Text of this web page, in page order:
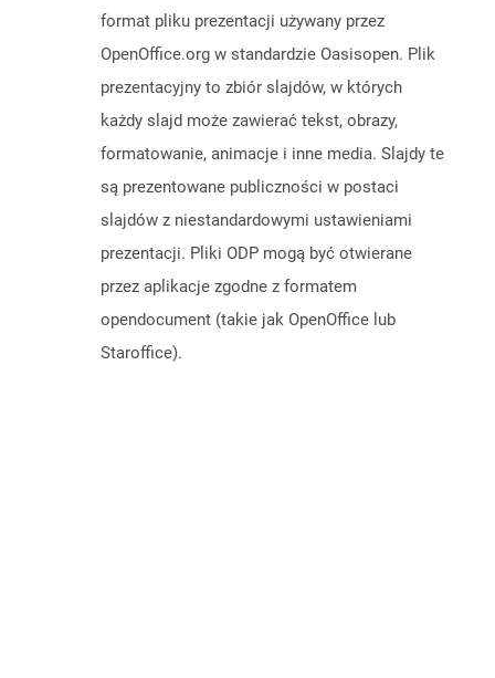
format pliku prezentacji używany przez
OpenOffice.org w standardzie Oasisopen. Plik
prezentacyjny to zbiór slajdów, w których
każdy slajd może zawierać tekst, obrazy,
formatowanie, animacje i inne media. Slajdy te
są prezentowane publiczności w postaci
slajdów z niestandardowymi ustawieniami
prezentacji. Pliki ODP mogą być otwierane
przez aplikacje zgodne z formatem
opendocument (takie jak OpenOffice lub
Staroffice).